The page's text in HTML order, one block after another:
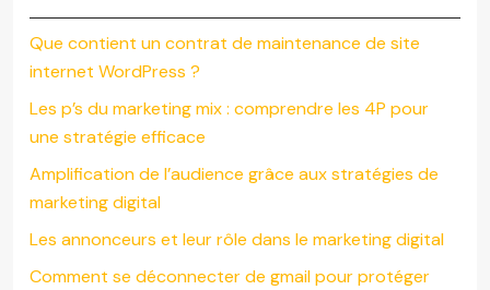
Que contient un contrat de maintenance de site
internet WordPress ?
Les p’s du marketing mix : comprendre les 4P pour
une stratégie efficace
Amplification de l’audience grâce aux stratégies de
marketing digital
Les annonceurs et leur rôle dans le marketing digital
Comment se déconnecter de gmail pour protéger